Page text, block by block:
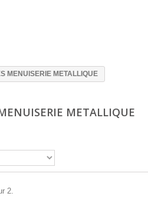
MENUISERIE METALLIQUE
METALLIQUE
2.